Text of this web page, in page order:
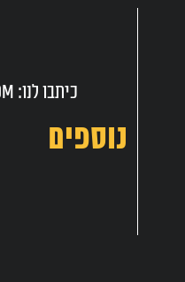
ובעולם, ישנו ביקוש
לגישות הוליסטיות
המקצועיות עבור בוגרי
נוספים
כיתבו לנו: yessodot@yessodot.com